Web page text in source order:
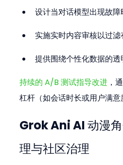
设计当对话模型出现故障
实施实时内容审核以过滤
提供围绕个性化数据的透
持续的 A/B 测试指导改进 ，
杠杆（如会话时长或用户满意
Grok Ani AI 动漫
理与社区治理